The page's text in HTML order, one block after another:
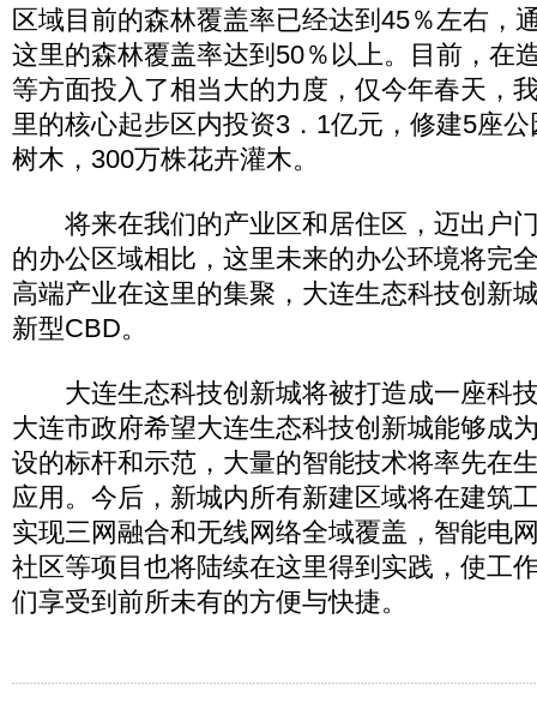
区域目前的森林覆盖率已经达到45％左右，
这里的森林覆盖率达到50％以上。目前，在
等方面投入了相当大的力度，仅今年春天，
里的核心起步区内投资3．1亿元，修建5座
树木，300万株花卉灌木。
将来在我们的产业区和居住区，迈出户
的办公区域相比，这里未来的办公环境将完
高端产业在这里的集聚，大连生态科技创新
新型CBD。
大连生态科技创新城将被打造成一座科
大连市政府希望大连生态科技创新城能够成
设的标杆和示范，大量的智能技术将率先在
应用。今后，新城内所有新建区域将在建筑
实现三网融合和无线网络全域覆盖，智能电
社区等项目也将陆续在这里得到实践，使工
们享受到前所未有的方便与快捷。